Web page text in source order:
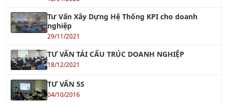
29/11/2021
TƯ VẤN TÁI CẤU TRÚC DOANH NGHIỆP
18/12/2021
TƯ VẤN 5S
04/10/2016
TƯ VẤN BRC